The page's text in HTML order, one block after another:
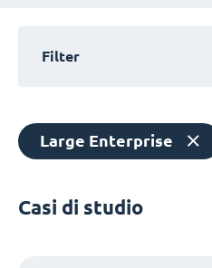
Filter
Large Enterprise
Casi di studio